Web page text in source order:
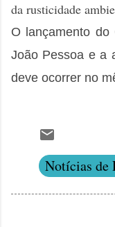
da rusticidade
O lançamento
João Pessoa e a
deve ocorrer no
Notícias de